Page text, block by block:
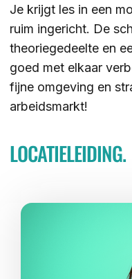
CONTACT
Contact
Je krijgt les in een
ruim ingericht. De
theoriegedeelte en
goed met elkaar
fijne omgeving en
arbeidsmarkt!
LOCATIELEIDING.